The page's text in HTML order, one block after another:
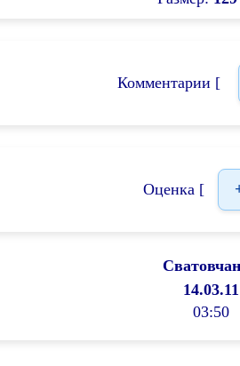
Комментарии [
Оценка [
14.03.11
03:50